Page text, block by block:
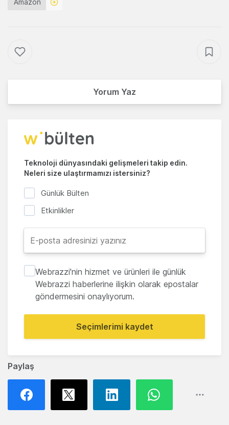
Paylaş
Amazon
Yorum Yaz
Teknoloji dünyasındaki gelişmeleri takip edin.
Neleri size ulaştırmamızı istersiniz?
Günlük Bülten
Etkinlikler
Webrazzi'nin hizmet ve ürünleri ile günlük
Webrazzi haberlerine ilişkin olarak epostalar
göndermesini onaylıyorum.
Seçimlerimi kaydet